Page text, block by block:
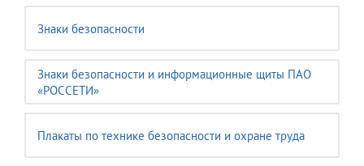
Знаки безопасности
Знаки безопасности и информационные щиты ПАО
«РОССЕТИ»
Плакаты по технике безопасности и охране труда